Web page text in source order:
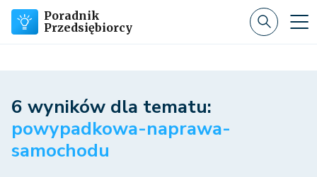
Poradnik
Przedsiębiorcy
6 wyników dla tematu:
powypadkowa-naprawa-
samochodu